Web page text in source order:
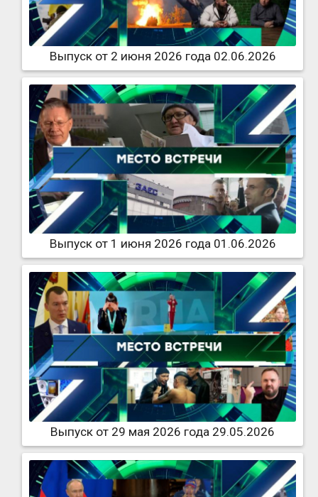
Выпуск от 2 июня 2026 года 02.06.2026
Выпуск от 1 июня 2026 года 01.06.2026
Выпуск от 29 мая 2026 года 29.05.2026